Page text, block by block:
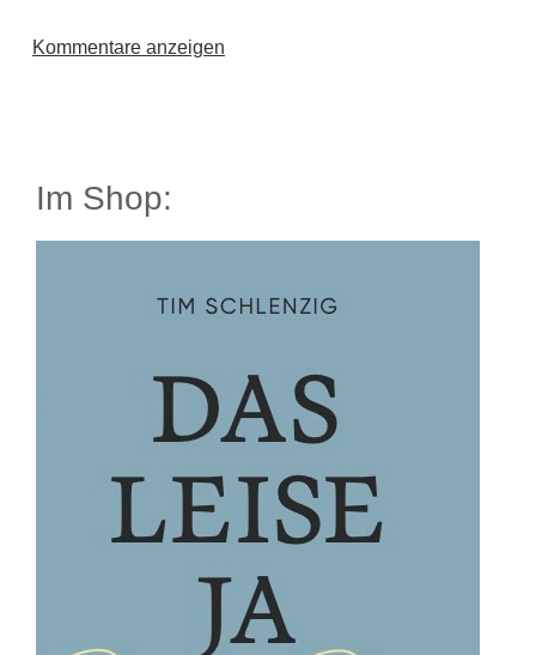
Kommentare anzeigen
Im Shop: